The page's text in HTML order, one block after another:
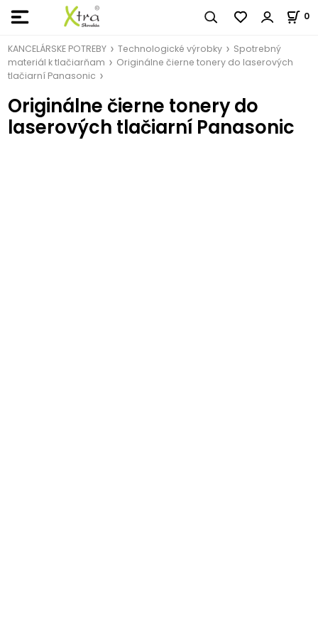
0
KANCELÁRSKE POTREBY Technologické výrobky
Spotrebný
materiál k tlačiarňam
Originálne čierne tonery do laserových
tlačiarní Panasonic
Originálne čierne tonery do
laserových tlačiarní Panasonic